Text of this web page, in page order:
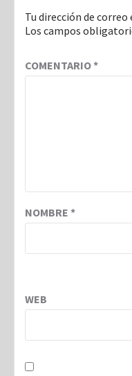
Tu dirección de
Los campos
COMENTARIO*
NOMBRE *
WEB